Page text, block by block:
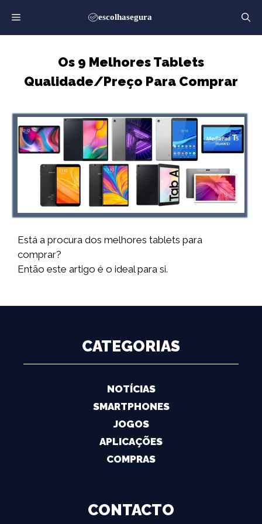
para
o
Os 9 Melhores Tablets
Qualidade/Preço Para Comprar
Está a procura dos melhores tablets para
comprar?
Então este artigo é o ideal para si.
CATEGORIAS
NOTÍCIAS
SMARTPHONES
JOGOS
APLICAÇÕES
COMPRAS
CONTACTO